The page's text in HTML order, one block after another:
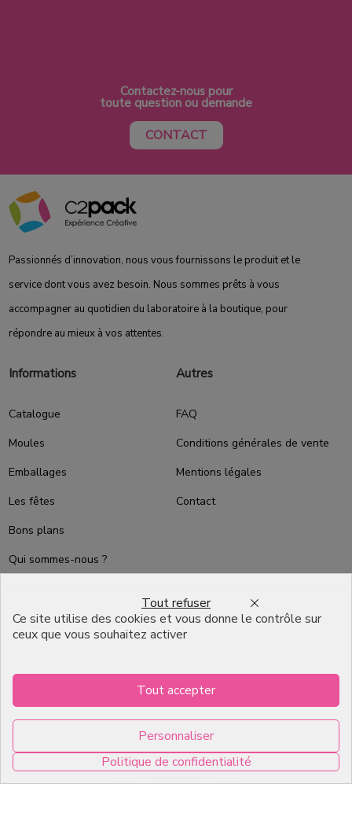
Contactez-nous pour
toute question ou demande
CONTACT
Passionnés d’innovation, nous vous fournissons le produit et le
service dont vous avez besoin. Nous sommes prêts à vous
accompagner au quotidien du laboratoire à la boutique, pour
répondre au mieux à vos attentes.
Informations
Catalogue
Moules
Emballages
Les fêtes
Bons plans
Qui sommes-nous ?
Emballage pour Chocolatier
Autres
FAQ
Conditions générales de vente
Mentions légales
Contact
Infos pratiques
7, RUE DU 19 MARS 1962
Ce site utilise des cookies et vous donne le contrôle sur
ceux que vous souhaitez activer
Tout accepter
Tout refuser
Personnaliser
Politique de confidentialité